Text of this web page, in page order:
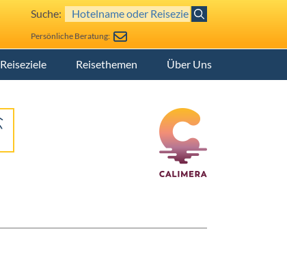
Suche:
Persönliche Beratung:
Reiseziele Reisethemen Über Uns